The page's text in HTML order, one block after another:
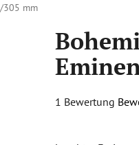
305 mm
Die
1 Bewertung